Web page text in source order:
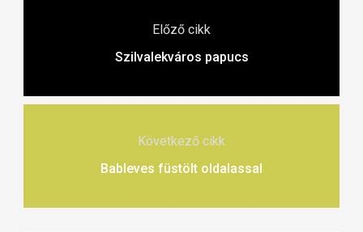
Előző cikk
Szilvalekváros papucs
Következő cikk
Bableves füstölt oldalassal